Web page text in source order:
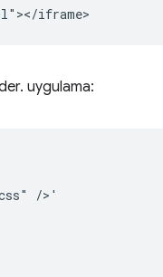
uygulama:
/>'